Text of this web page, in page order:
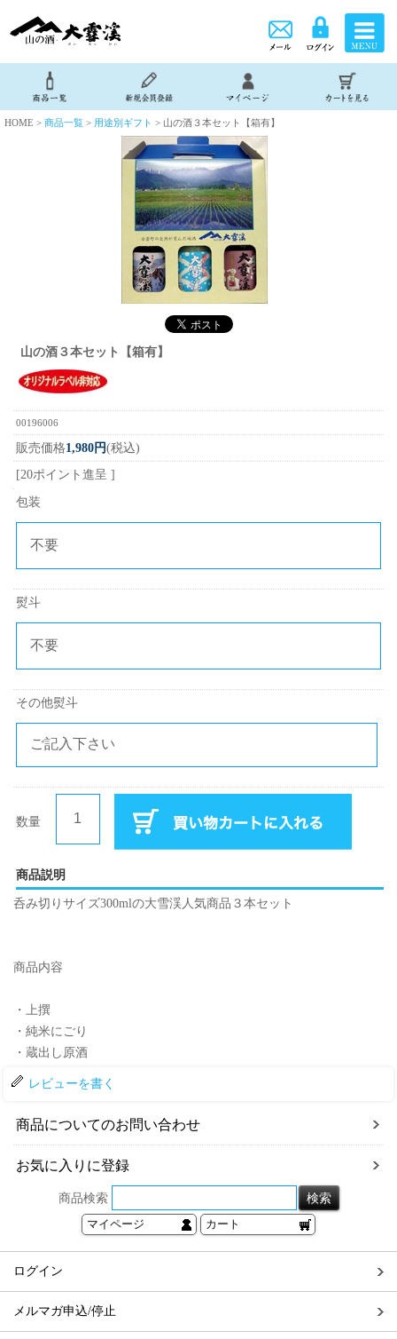
HOME > 商品一覧 > 用途別ギフト > 山の酒３本セット【箱有】
山の酒３本セット【箱有】
00196006
販売価格1,980円(税込)
[20ポイント進呈 ]
包装
熨斗
その他熨斗
数量
商品説明
呑み切りサイズ300mlの大雪渓人気商品３本セット
商品内容
・上撰
・純米にごり
・蔵出し原酒
レビューを書く
商品についてのお問い合わせ
お気に入りに登録
商品検索
マイページ カート
ログイン
メルマガ申込/停止